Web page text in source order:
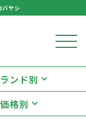
バヤシ
ンド別
価格別